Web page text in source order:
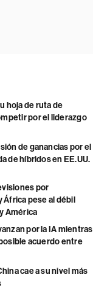
hoja de ruta de
por el liderazgo
de ganancias por el
de híbridos en EE.UU.
por
África pese al débil
América
por la IA mientras
acuerdo entre
cae a su nivel más